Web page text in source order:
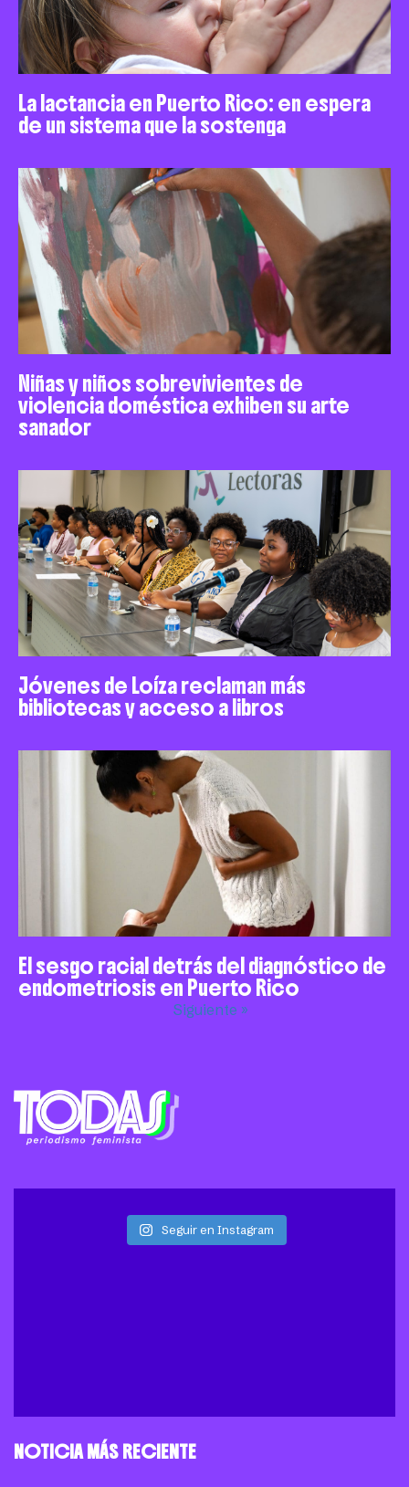
La lactancia en Puerto Rico: en espera
de un sistema que la sostenga
Niñas y niños sobrevivientes de
violencia doméstica exhiben su arte
sanador
Jóvenes de Loíza reclaman más
bibliotecas y acceso a libros
El sesgo racial detrás del diagnóstico de
endometriosis en Puerto Rico
Siguiente »
Seguir en Instagram
NOTICIA MÁS RECIENTE